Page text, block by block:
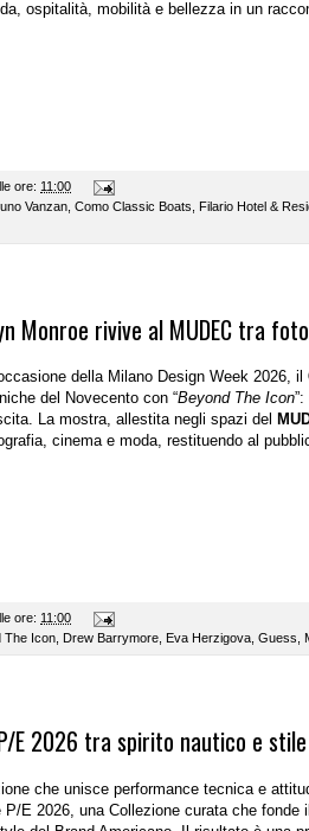
ospitalità, mobilità e bellezza in un
ore: 11:00
Vanzan Como Classic Boats Filario Hotel &
Monroe rivive al MUDEC tra
della Milano Design Week 2026, il
del Novecento con “Beyond The Icon
La mostra, allestita negli spazi del
cinema e moda, restituendo al
ore: 11:00
The Icon, Drew Barrymore, Eva Herzigova, Guess,
E 2026 tra spirito nautico e
che unisce performance tecnica e
P/E 2026 , una Collezione curata che fonde il